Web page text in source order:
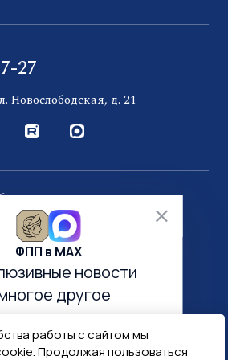
работы с сайтом мы
Продолжая пользоваться
27
Новослободская, д. 21
России
ФПП в МАХ
новости
другое